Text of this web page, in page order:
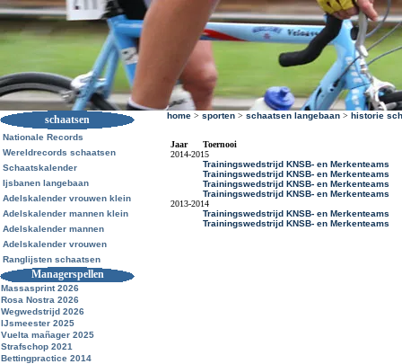
schaatsen
Nationale Records
Wereldrecords schaatsen
Schaatskalender
Ijsbanen langebaan
Adelskalender vrouwen klein
Adelskalender mannen klein
Adelskalender mannen
Adelskalender vrouwen
Ranglijsten schaatsen
Managerspellen
Massasprint 2026
Rosa Nostra 2026
Wegwedstrijd 2026
IJsmeester 2025
Vuelta mañager 2025
Strafschop 2021
Bettingpractice 2014
home > sporten > schaatsen langebaan > historie
Jaar
Toernooi
2014-2015
Trainingswedstrijd KNSB- en Merkenteams
Trainingswedstrijd KNSB- en Merkenteams
Trainingswedstrijd KNSB- en Merkenteams
Trainingswedstrijd KNSB- en Merkenteams
2013-2014
Trainingswedstrijd KNSB- en Merkenteams
Trainingswedstrijd KNSB- en Merkenteams